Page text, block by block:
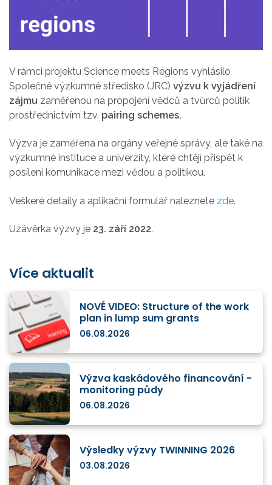
V rámci projektu Science meets Regions vyhlásilo
Společné výzkumné středisko (JRC) výzvu k vyjádření
zájmu zaměřenou na propojení vědců a tvůrců politik
prostřednictvím tzv. pairing schemes.
Výzva je zaměřena na orgány veřejné správy, ale také na
výzkumné instituce a univerzity, které chtějí přispět k
posílení komunikace mezi vědou a politikou.
Veškeré detaily a aplikační formulář naleznete zde.
Uzávěrka výzvy je 23. září 2022.
Více aktualit
NOVÉ VIDEO: Structure of the work
plan in lump sum grants
06.08.2026
Výzva kaskádového financování -
monitoring půdy
06.08.2026
Výsledky výzvy TWINNING 2026
03.08.2026